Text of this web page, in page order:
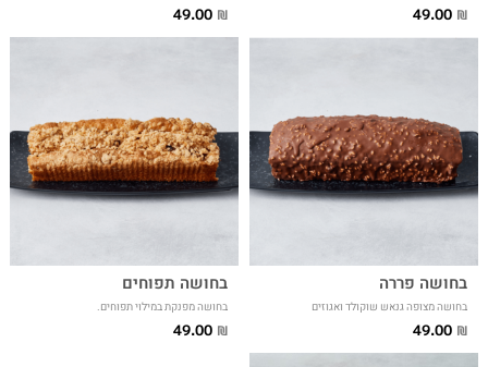
49.00 ₪
49.00 ₪
בחושה פררה
49.00 ₪
בחושה מצופה גנאש שוקולד ואגוזים
בחושה תפוחים
49.00 ₪
בחושה מפנקת במילוי תפוחים.